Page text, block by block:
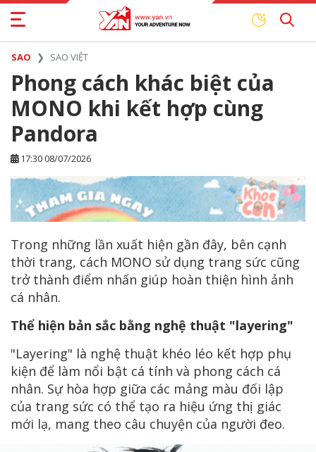
SAO SAO VIỆT
Phong cách khác biệt của
MONO khi kết hợp cùng
Pandora
17:30 08/07/2026
Trong những lần xuất hiện gần đây, bên cạnh
thời trang, cách MONO sử dụng trang sức cũng
trở thành điểm nhấn giúp hoàn thiện hình ảnh
cá nhân.
Thể hiện bản sắc bằng nghệ thuật "layering"
"Layering" là nghệ thuật khéo léo kết hợp phụ
kiện để làm nổi bật cá tính và phong cách cá
nhân. Sự hòa hợp giữa các mảng màu đối lập
của trang sức có thể tạo ra hiệu ứng thị giác
mới lạ, mang theo câu chuyện của người đeo.